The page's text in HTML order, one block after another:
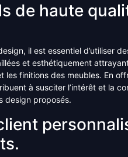
de haute
il est essentiel d’utiliser
et esthétiquement
les finitions des meubles. En
à susciter l’intérêt et la
design proposés.